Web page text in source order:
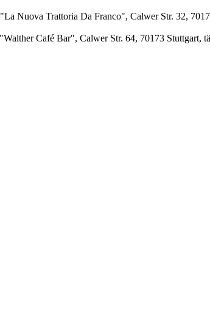
Nuova Trattoria Da Franco", Calwer Str. 32,
Café Bar", Calwer Str. 64, 70173 Stuttgart,